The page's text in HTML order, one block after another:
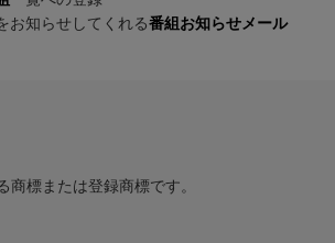
お知らせしてくれる番組お知らせメール
標または登録商標です。